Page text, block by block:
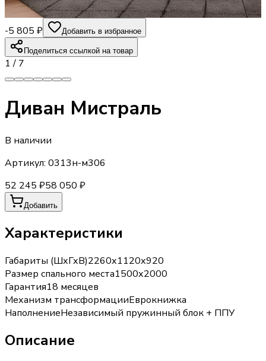
-5 805 ₽ Добавить в избранное
Поделиться ссылкой на товар
1 / 7
Диван Мистраль
В наличии
Артикул: 0313н-м306
52 245 ₽58 050 ₽
Добавить
Характеристики
Габариты (ШхГхВ)2260х1120х920
Размер спального места1500х2000
Гарантия18 месяцев
Механизм трансформацииЕврокнижка
НаполнениеНезависимый пружинный блок + ППУ
Описание